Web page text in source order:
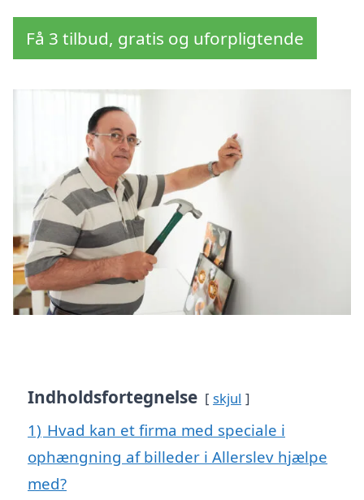
Få 3 tilbud, gratis og uforpligtende
Indholdsfortegnelse skjul
1) Hvad kan et firma med speciale i
ophængning af billeder i Allerslev hjælpe
med?